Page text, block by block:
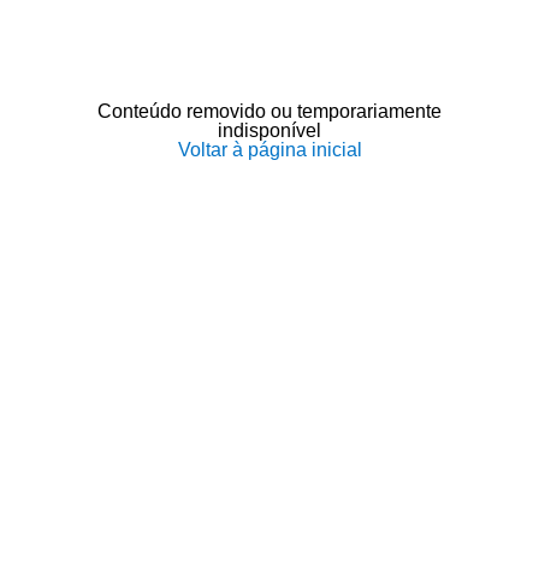
Conteúdo removido ou temporariamente
indisponível
Voltar à página inicial